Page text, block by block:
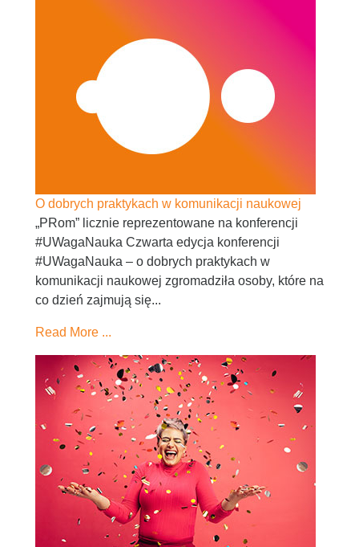
O dobrych praktykach w komunikacji naukowej
„PRom” licznie reprezentowane na konferencji
#UWagaNauka Czwarta edycja konferencji
#UWagaNauka – o dobrych praktykach w
komunikacji naukowej zgromadziła osoby, które na
co dzień zajmują się...
Read More ...